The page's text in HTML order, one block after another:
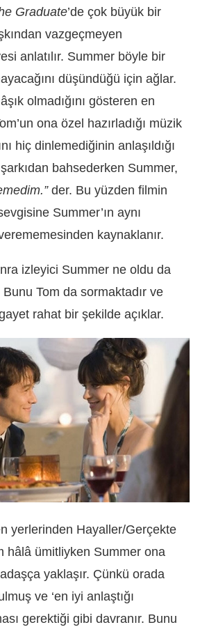
Graduate’de çok büyük bir
vazgeçmeyen
anlatılır. Summer böyle bir
düşündüğü için ağlar.
olmadığını gösteren en
ona özel hazırladığı müzik
hiç dinlemediğinin anlaşıldığı
bahsederken Summer,
der. Bu yüzden filmin
Summer’ın aynı
kaynaklanır.
izleyici Summer ne oldu da
Tom da sormaktadır ve
rahat bir şekilde açıklar.
yerlerinden Hayaller/Gerçekte
hâlâ ümitliyken Summer ona
yaklaşır. Çünkü orada
ve ‘en iyi anlaştığı
gerektiği gibi davranır. Bunu